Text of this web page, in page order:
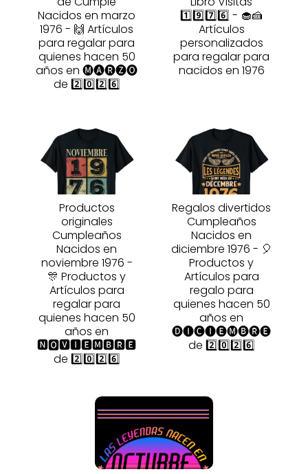
Nacidos en marzo
1976 - 🙌 Artículos
para regalar para
quienes hacen 50
años en 🅜🅐🅡🅩🅞
de 2️⃣0️⃣2️⃣6️⃣
1️⃣9️⃣7️⃣6️⃣ - 🧁🍰
Artículos
personalizados
para regalar para
nacidos en 1976
Productos
originales
Cumpleaños
Nacidos en
noviembre 1976 -
🎊 Productos y
Artículos para
regalar para
quienes hacen 50
años en
🅽🅾🆅🅸🅴🅼🅱🆁🅴
de 2️⃣0️⃣2️⃣6️⃣
Regalos divertidos
Cumpleaños
Nacidos en
diciembre 1976 - 🎈
Productos y
Artículos para
regalo para
quienes hacen 50
años en
🅓🅘🅒🅘🅔🅜🅑🅡🅔
de 2️⃣0️⃣2️⃣6️⃣